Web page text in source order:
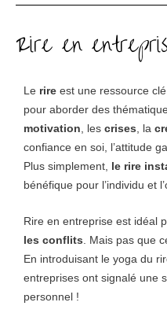
Rire en
Le rire est une ressource
pour aborder des
motivation, les crises, la
confiance en soi, l’attitude
Plus simplement, le rire
bénéfique pour l’individu et
Rire en entreprise est idéal
les conflits . Mais pas que
En introduisant le yoga du
entreprises ont signalé une
personnel !